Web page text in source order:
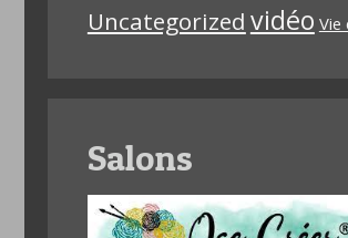
Uncategorized vidéo Vie
Salons